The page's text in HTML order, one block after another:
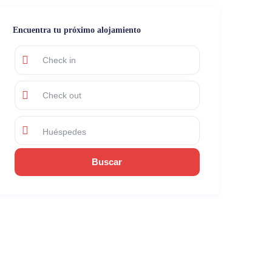
Encuentra tu próximo alojamiento
Huéspedes